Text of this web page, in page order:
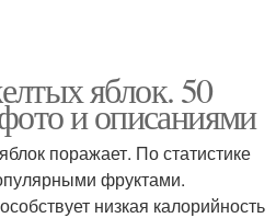
яблок. 50
и описаниями
поражает. По статистике
фруктами.
низкая калорийность